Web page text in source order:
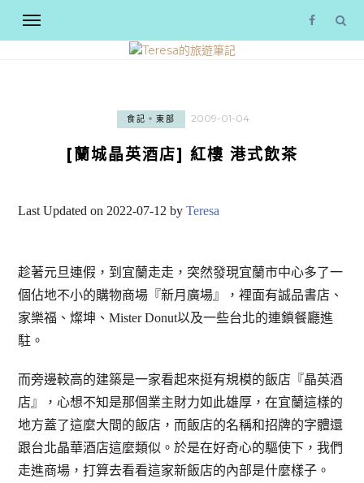
食記。東部 2009-01-04
[蘭城晶英酒店] 紅樓 港式飲茶
Last Updated on 2022-07-12 byTeresa
趁著元旦連假，到宜蘭走走，突然發現宜蘭市中心多了一
個佔地不小的購物商場『新月廣場』，裡面有誠品書店、
家樂福、燦坤、Mister Donut以及一些台北的連鎖餐廳進
駐。
而旁邊較高的建築是一家看起來挺有規模的飯店『晶英酒
店』，心想不知是那個業主財力如此雄厚，在宜蘭這樣的
地方蓋了這麼大間的飯店，而飯店的名稱和招牌的字體還
跟台北晶華酒店這麼類似。於是在好奇心的驅使下，我們
走進商場，打算去看看這家新飯店的內部是什麼樣子。